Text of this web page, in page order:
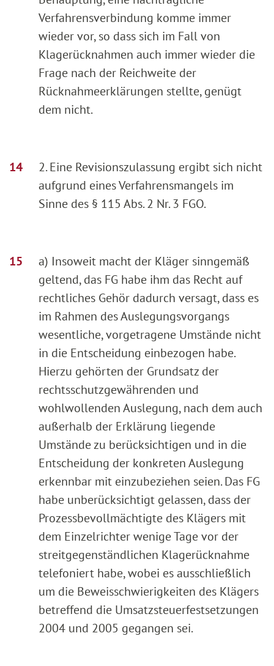
Verfahrensverbindung komme immer
wieder vor, so dass sich im Fall von
Klagerücknahmen auch immer wieder die
Frage nach der Reichweite der
Rücknahmeerklärungen stellte, genügt
dem nicht.
2. Eine Revisionszulassung ergibt sich nicht
aufgrund eines Verfahrensmangels im
Sinne des § 115 Abs. 2 Nr. 3 FGO.
a) Insoweit macht der Kläger sinngemäß
geltend, das FG habe ihm das Recht auf
rechtliches Gehör dadurch versagt, dass es
im Rahmen des Auslegungsvorgangs
wesentliche, vorgetragene Umstände nicht
in die Entscheidung einbezogen habe.
Hierzu gehörten der Grundsatz der
rechtsschutzgewährenden und
wohlwollenden Auslegung, nach dem auch
außerhalb der Erklärung liegende
Umstände zu berücksichtigen und in die
Entscheidung der konkreten Auslegung
erkennbar mit einzubeziehen seien. Das FG
habe unberücksichtigt gelassen, dass der
Prozessbevollmächtigte des Klägers mit
dem Einzelrichter wenige Tage vor der
streitgegenständlichen Klagerücknahme
telefoniert habe, wobei es ausschließlich
um die Beweisschwierigkeiten des Klägers
betreffend die Umsatzsteuerfestsetzungen
2004 und 2005 gegangen sei.